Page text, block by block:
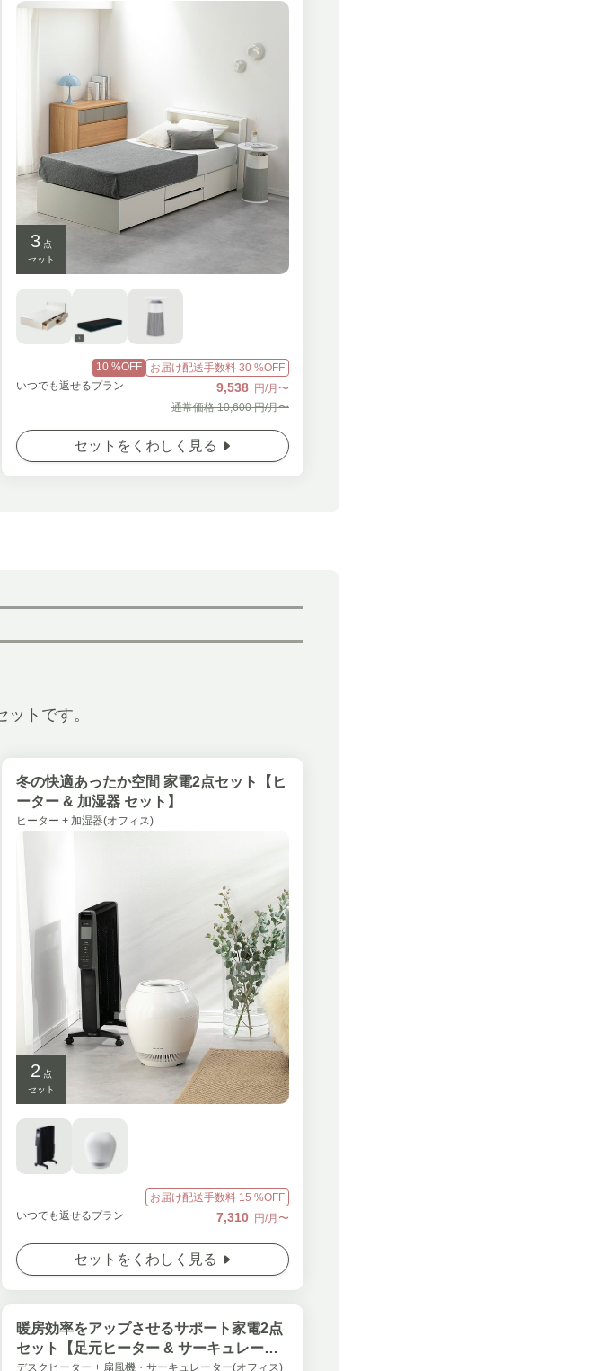
3点
セット
10 %OFF お届け配送手数料 30 %OFF
いつでも返せるプラン
9,538 円/月〜
通常価格 10,600 円/月〜
セットをくわしく見る
トです。
冬の快適あったか空間 家電2点セット【ヒ
ーター & 加湿器 セット】
ヒーター + 加湿器(オフィス)
2 点
セット
お届け配送手数料 15 %OFF
いつでも返せるプラン
7,310 円/月〜
セットをくわしく見る
暖房効率をアップさせるサポート家電2点
セット【足元ヒーター & サーキュレータ
ー】
デスクヒーター + 扇風機・サーキュレーター(オフィス)